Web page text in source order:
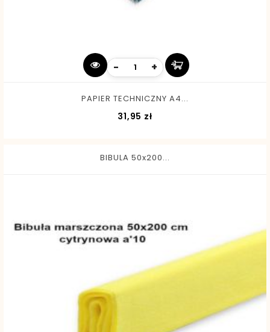
- +
PAPIER TECHNICZNY A4...
31,95 zł
BIBULA 50x200...